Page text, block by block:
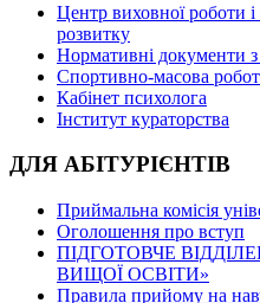
Центр виховної роботи
розвитку
Нормативні документи
Спортивно-масова
Кабінет психолога
Інститут кураторства
ДЛЯ АБІТУРІЄНТІВ
Приймальна комісія
Оголошення про вступ
ПІДГОТОВЧЕ
ВИЩОЇ ОСВІТИ»
Правила прийому на